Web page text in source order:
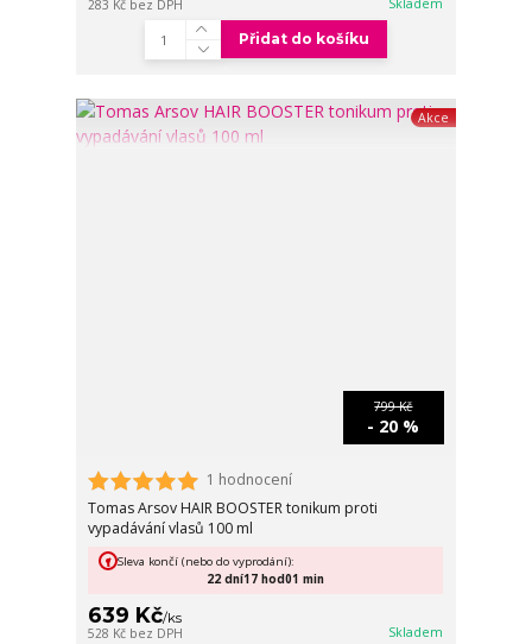
283 Kč bez DPH
Přidat do košíku
Akce
799 Kč
- 20 %
1 hodnocení
Tomas Arsov HAIR BOOSTER tonikum proti
vypadávání vlasů 100 ml
639 Kč/ks
528 Kč bez DPH Skladem
Sleva končí (nebo do vyprodání):
22 dní17 hod01 min